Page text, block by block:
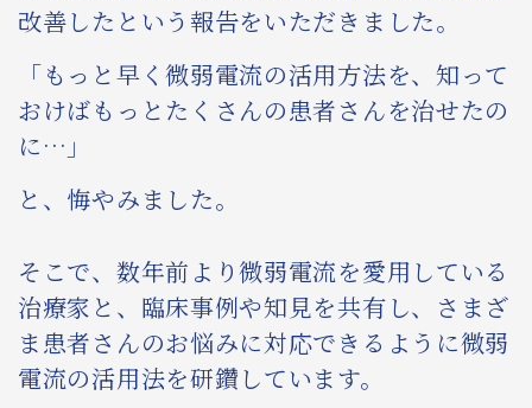
改善したという報告をいただきました。
「もっと早く微弱電流の活用方法を、知って
おけばもっとたくさんの患者さんを治せたの
に…」
と、悔やみました。
そこで、数年前より微弱電流を愛用している
治療家と、臨床事例や知見を共有し、さまざ
ま患者さんのお悩みに対応できるように微弱
電流の活用法を研鑽しています。